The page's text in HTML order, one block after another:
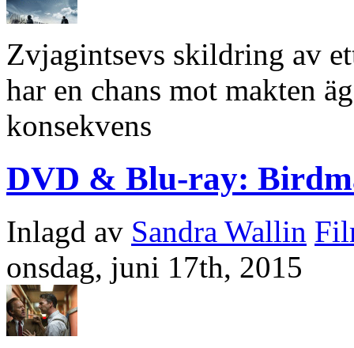
Zvjagintsevs skildring av
har en chans mot makten
konsekvens
DVD & Blu-ray:
Inlagd av Sandra Wallin
onsdag, juni 17th, 2015